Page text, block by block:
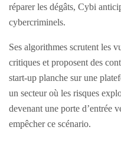
réparer les dégâts, Cybi
cybercriminels.
Ses algorithmes scrutent les
critiques et proposent des
start-up planche sur une
un secteur où les risques
devenant une porte d’entrée
empêcher ce scénario.